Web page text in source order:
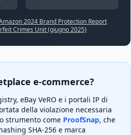
2024 Brand Protection Report
Crimes Unit (giugno 2025)
e-commerce?
eBay VeRO e i portali IP di
della violazione necessaria
strumento come ProofSnap, che
SHA-256 e marca